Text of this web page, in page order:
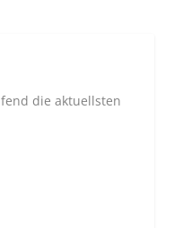
die aktuellsten